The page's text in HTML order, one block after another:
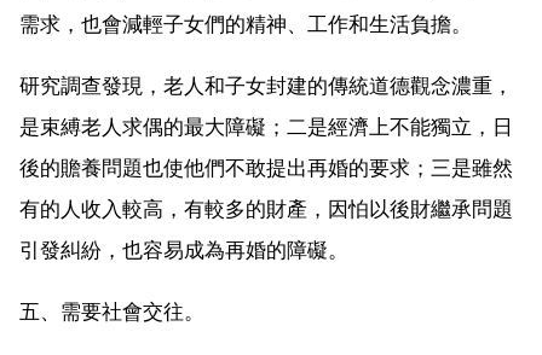
需求，也會減輕子女們的精神、工作和生活負擔。
研究調查發現，老人和子女封建的傳統道德觀念濃重，
是束縛老人求偶的最大障礙；二是經濟上不能獨立，日
後的贍養問題也使他們不敢提出再婚的要求；三是雖然
有的人收入較高，有較多的財產，因怕以後財繼承問題
引發糾紛，也容易成為再婚的障礙。
五、需要社會交往。